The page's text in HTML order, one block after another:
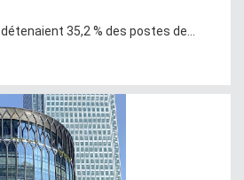
35,2 % des postes de...